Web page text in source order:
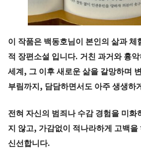
이 작품은 백동호님이 본인의 삶과 체
적 장편소설 입니다. 거친 과거와 흉
세계, 그 이후 새로운 삶을 갈망하며
부림까지, 담담하면서도 아주 생생하
전혀 자신의 범죄나 수감 경험을 미
지 않고, 가감없이 적나라하게 고백
신선합니다.